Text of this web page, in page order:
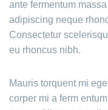
ante fermentum
adipiscing neque
Consectetur
eu rhoncus nibh.
Mauris torquent mi
corper mi a ferm